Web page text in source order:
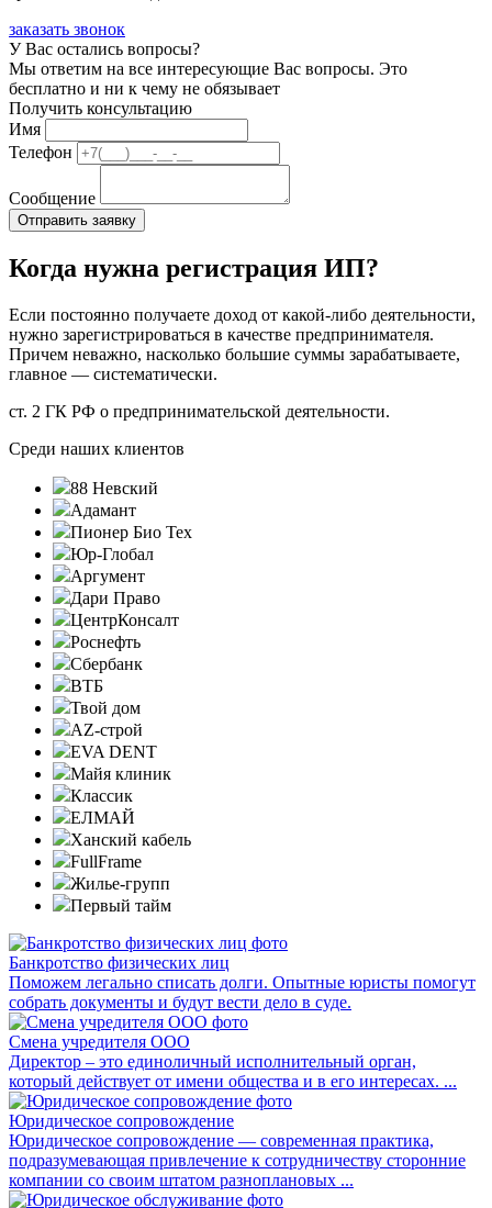
заказать звонок
У Вас остались вопросы?
Мы ответим на все интересующие Вас вопросы. Это
бесплатно и ни к чему не обязывает
Получить консультацию
Имя
Телефон
Сообщение
Когда нужна регистрация ИП?
Если постоянно получаете доход от какой-либо деятельности,
нужно зарегистрироваться в качестве предпринимателя.
Причем неважно, насколько большие суммы зарабатываете,
главное — систематически.
ст. 2 ГК РФ о предпринимательской деятельности.
Среди наших клиентов
88 Невский
Адамант
Пионер Био Тех
Юр-Глобал
Аргумент
Дари Право
ЦентрКонсалт
Роснефть
Сбербанк
ВТБ
Твой дом
AZ-строй
EVA DENT
Майя клиник
Классик
ЕЛМАЙ
Ханский кабель
FullFrame
Жилье-групп
Первый тайм
Банкротство физических лиц
Поможем легально списать долги. Опытные юристы помогут
собрать документы и будут вести дело в суде.
Смена учредителя ООО
Директор – это единоличный исполнительный орган,
который действует от имени общества и в его интересах. ...
Юридическое сопровождение
Юридическое сопровождение — современная практика,
подразумевающая привлечение к сотрудничеству сторонние
компании со своим штатом разноплановых ...